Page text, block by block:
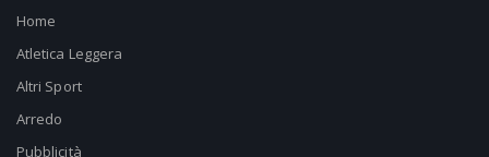
Home
Atletica Leggera
Altri Sport
Arredo
Pubblicità